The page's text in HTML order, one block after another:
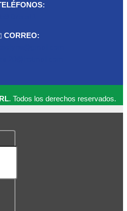
CORREO:
. Todos los derechos reservados.